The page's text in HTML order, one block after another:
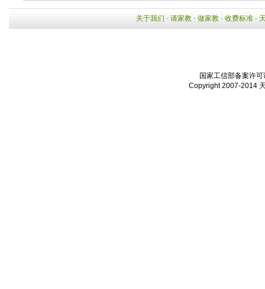
关于我们 - 请家教- 做家教- 收费标准-
国家工信部备案许
Copyright 2007-2014